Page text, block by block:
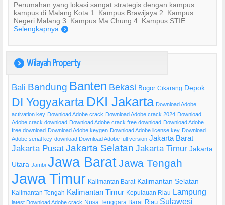
Perumahan yang lokasi sangat strategis dengan kampus
kampus di Malang Kota 1. Kampus Brawijaya 2. Kampus
Negeri Malang 3. Kampus Ma Chung 4. Kampus STIE...
Selengkapnya )
) Wilayah Property
Bali Bandung Banten Bekasi Bogor Cikarang Depok
DI Yogyakarta DKI Jakarta Download Adobe
activation key Download Adobe crack Download Adobe crack 2024 Download
Adobe crack download Download Adobe crack free download Download Adobe
free download Download Adobe keygen Download Adobe license key Download
Adobe serial key download Download Adobe full version Jakarta Barat
Jakarta Pusat Jakarta Selatan Jakarta Timur Jakarta
Utara Jambi Jawa BaratJawa Tengah
Jawa Timur Kalimantan Barat Kalimantan Selatan
Kalimantan Tengah Kalimantan Timur Kepulauan Riau Lampung
latest Download Adobe crack Nusa Tenggara Barat Riau Sulawesi